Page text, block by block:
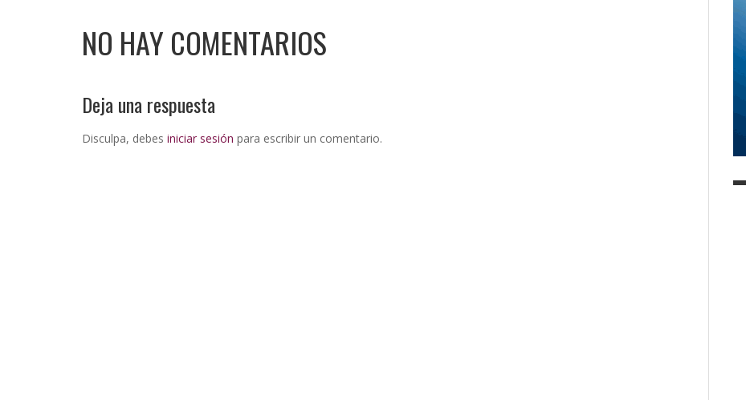
NO HAY COMENTARIOS
Deja una respuesta
Disculpa, debes iniciar sesión para escribir un comentario.